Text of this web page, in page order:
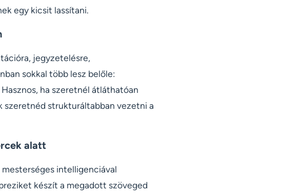
egy kicsit lassítani.
jegyzetelésre,
sokkal több lesz belőle:
ha szeretnél átláthatóan
strukturáltabban vezetni a
alatt
intelligenciával
készít a megadott szöveged